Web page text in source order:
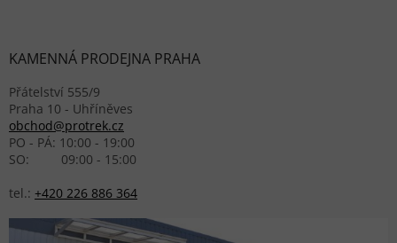
KAMENNÁ PRODEJNA PRAHA
Přátelství 555/9
Praha 10 - Uhříněves
obchod@protrek.cz
PO - PÁ: 10:00 - 19:00
SO: 09:00 - 15:00
tel.: +420 226 886 364